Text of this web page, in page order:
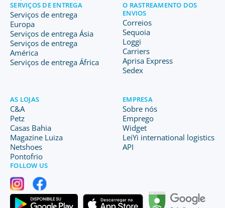
SERVIÇOS DE ENTREGA
Serviços de entrega
Europa
Serviços de entrega Ásia
Serviços de entrega
América
Serviços de entrega África
O RASTREAMENTO DOS
ENVIOS
Correios
Sequoia
Loggi
Carriers
Aprisa Express
Sedex
AS LOJAS
C&A
Petz
Casas Bahia
Magazine Luiza
Netshoes
Pontofrio
EMPRESA
Sobre nós
Emprego
Widget
LeiYi international logistics
API
FOLLOW US